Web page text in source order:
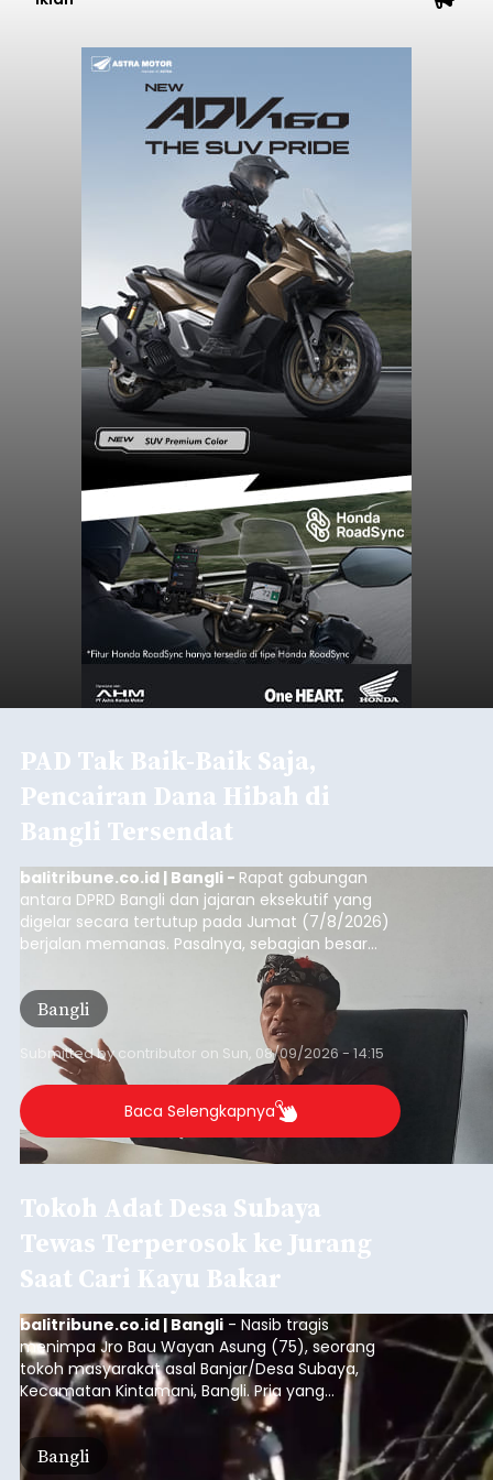
PAD Tak Baik-Baik Saja,
Pencairan Dana Hibah di
Bangli Tersendat
balitribune.co.id | Bangli - Rapat gabungan
antara DPRD Bangli dan jajaran eksekutif yang
digelar secara tertutup pada Jumat (7/8/2026)
berjalan memanas. Pasalnya, sebagian besar
dana hibah yang bersumber dari pokok-pokok
pikiran (pokok-pokok pikiran/pokir) dewan hasil
penjaringan aspirasi masyarakat saat reses tak
kunjung cair.
Bangli
Submitted bycontributor on Sun, 08/09/2026 - 14:15
Baca Selengkapnya
Tokoh Adat Desa Subaya
Tewas Terperosok ke Jurang
Saat Cari Kayu Bakar
balitribune.co.id | Bangli - Nasib tragis
menimpa Jro Bau Wayan Asung (75), seorang
tokoh masyarakat asal Banjar/Desa Subaya,
Kecamatan Kintamani, Bangli. Pria yang
menjabat dalam struktur kepemimpinan adat
Ulu Apadtersebut ditemukan meninggal dunia
setelah terperosok ke jurang sedalam kurang
Bangli